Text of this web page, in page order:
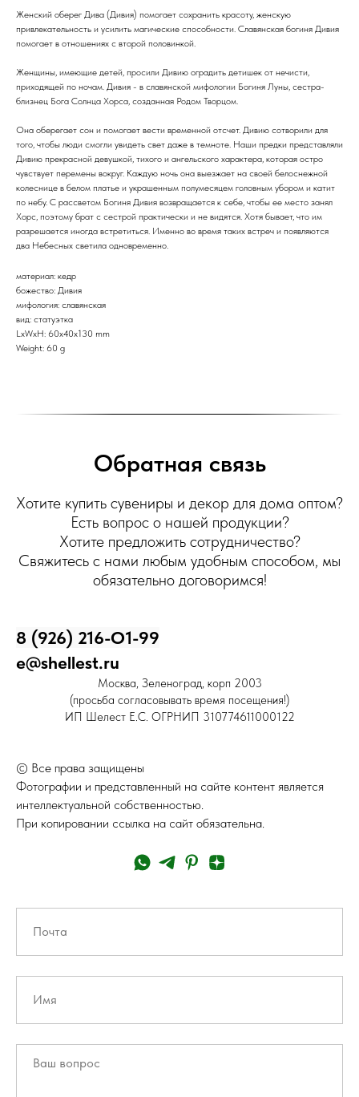
Женский оберег Дива (Дивия) помогает сохранить красоту, женскую
привлекательность и усилить магические способности. Славянская богиня Дивия
помогает в отношениях с второй половинкой.
Женщины, имеющие детей, просили Дивию оградить детишек от нечисти,
приходящей по ночам. Дивия - в славянской мифологии Богиня Луны, сестра-
близнец Бога Солнца Хорса, созданная Родом Творцом.
Она оберегает сон и помогает вести временной отсчет. Дивию сотворили для
того, чтобы люди смогли увидеть свет даже в темноте. Наши предки представляли
Дивию прекрасной девушкой, тихого и ангельского характера, которая остро
чувствует перемены вокруг. Каждую ночь она выезжает на своей белоснежной
колеснице в белом платье и украшенным полумесяцем головным убором и катит
по небу. С рассветом Богиня Дивия возвращается к себе, чтобы ее место занял
Хорс, поэтому брат с сестрой практически и не видятся. Хотя бывает, что им
разрешается иногда встретиться. Именно во время таких встреч и появляются
два Небесных светила одновременно.
материал: кедр
божество: Дивия
мифология: славянская
вид: статуэтка
LxWxH: 60x40x130 mm
Weight: 60 g
Обратная связь
Хотите купить сувениры и декор для дома оптом?
Есть вопрос о нашей продукции?
Хотите предложить сотрудничество?
Свяжитесь с нами любым удобным способом, мы
обязательно договоримся!
8 (926) 216-О1-99
e@shellest.ru
Москва, Зеленоград, корп 2003
(просьба согласовывать время посещения!)
ИП Шелест Е.С. ОГРНИП 310774611000122
© Все права защищены
Фотографии и представленный на сайте контент является
интеллектуальной собственностью.
При копировании ссылка на сайт обязательна.